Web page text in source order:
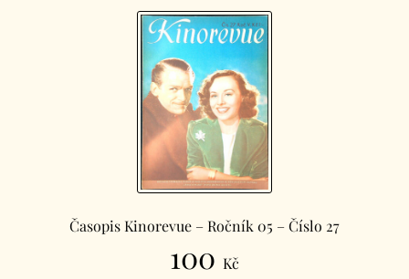
Časopis Kinorevue – Ročník 05 – Číslo 27
100 Kč